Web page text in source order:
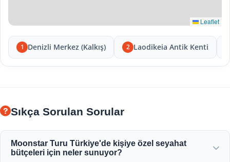
Leaflet
1 Denizli Merkez (Kalkış) 2 Laodikeia Antik Kenti
Sıkça Sorulan Sorular
Moonstar Turu Türkiye'de kişiye özel seyahat
bütçeleri için neler sunuyor?